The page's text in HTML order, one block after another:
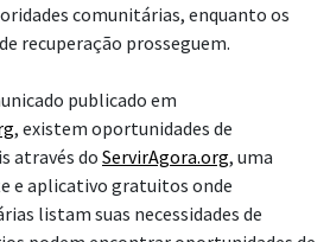
comunitárias, enquanto os
recuperação prosseguem.
publicado em
, existem oportunidades de
através do ServirAgora.org, uma
e aplicativo gratuitos onde
listam suas necessidades de